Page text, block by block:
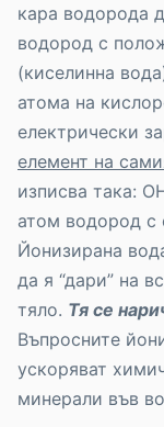
кара водорода
водород с
(киселинна
атома на
електрически
елемент на
изписва така:
атом водород с
Йонизирана
да я “дари” на
тяло. Тя се
Въпросните
ускоряват
минерали във